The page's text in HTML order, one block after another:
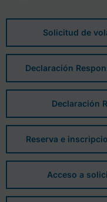
Solicitud de
Declaración
Declaración
Reserva e
Acceso a